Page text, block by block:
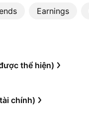
Earnings
thể hiện)
chính)